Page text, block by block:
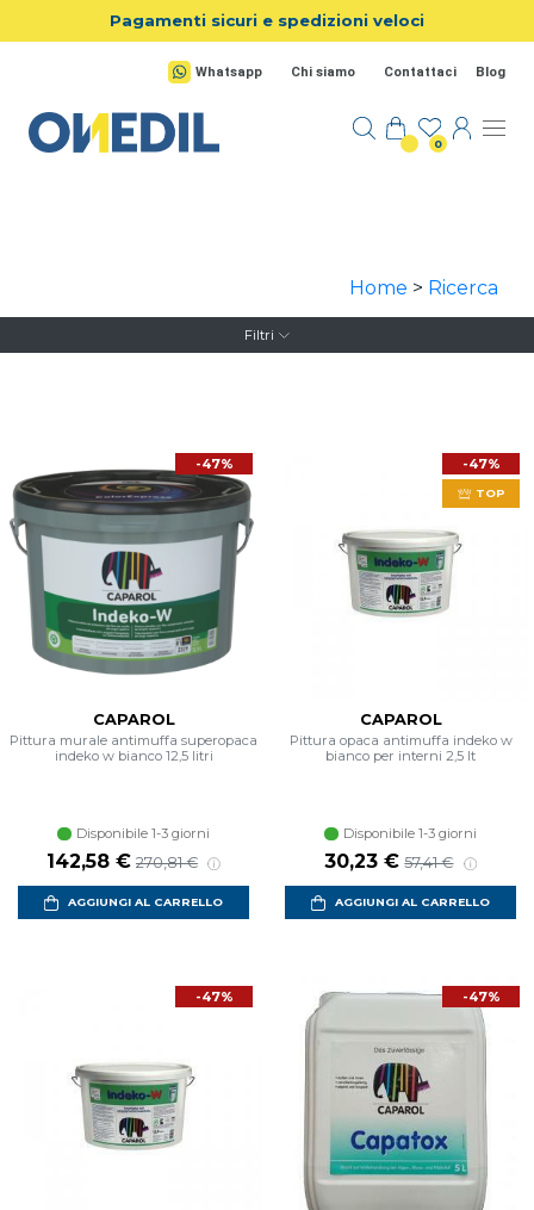
Salta al contenuto principale
Pagamenti sicuri e spedizioni veloci
Whatsapp Chi siamo Contattaci Blog
0
Home > Ricerca
Filtri
-47%
CAPAROL
Pittura murale antimuffa superopaca
indeko w bianco 12,5 litri
Disponibile 1-3 giorni
Prezzo scontato
142,58 € Prezzo di listino
270,81 €
AGGIUNGI AL CARRELLO
-47%
TOP
CAPAROL
Pittura opaca antimuffa indeko w
bianco per interni 2,5 lt
Disponibile 1-3 giorni
Prezzo scontato
30,23 € Prezzo di
57,41 €
AGGIUNGI AL CARRELLO
-47% -47%